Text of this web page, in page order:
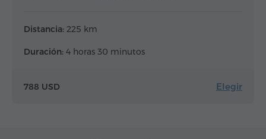
Distancia: 225 km
Duración: 4 horas 30 minutos
788 USD Elegir